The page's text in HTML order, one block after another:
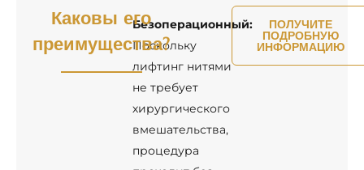
Каковы его
преимущества?
Безоперационный:
Поскольку
лифтинг нитями
не требует
хирургического
вмешательства,
процедура
ПОЛУЧИТЕ
ПОДРОБНУЮ
ИНФОРМАЦИЮ